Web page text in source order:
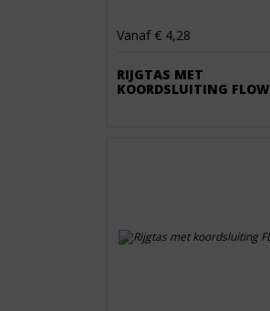
Vanaf € 4,28
RIJGTAS MET
KOORDSLUITING FLOW